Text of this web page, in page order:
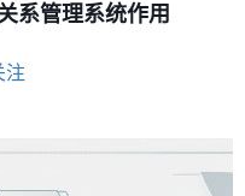
系管理系统作用
注